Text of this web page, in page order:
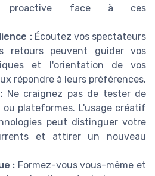
proactive face à ces
:Écoutez vos spectateurs
retours peuvent guider vos
et l'orientation de vos
répondre à leurs préférences.
Ne craignez pas de tester de
plateformes. L'usage créatif
peut distinguer votre
et attirer un nouveau
: Formez-vous vous-même et